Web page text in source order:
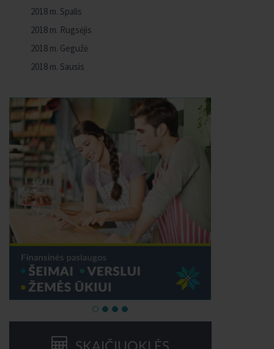
2018 m. Spalis
2018 m. Rugsėjis
2018 m. Gegužė
2018 m. Sausis